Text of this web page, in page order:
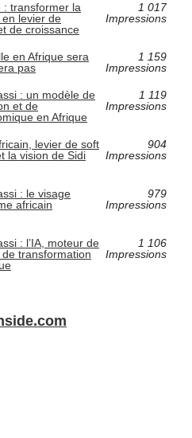
: transformer la
levier de
de croissance
1 017
Impressions
en Afrique sera
pas
1 159
Impressions
: un modèle de
et de
en Afrique
1 119
Impressions
levier de soft
la vision de Sidi
904
Impressions
: le visage
africain
979
Impressions
: l’IA, moteur de
de transformation
1 106
Impressions